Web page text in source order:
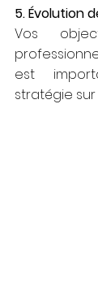
5. Évolution
Vos
est
stratégie